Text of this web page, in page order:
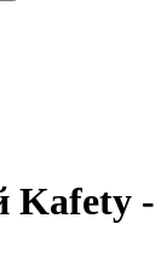
Kafety -